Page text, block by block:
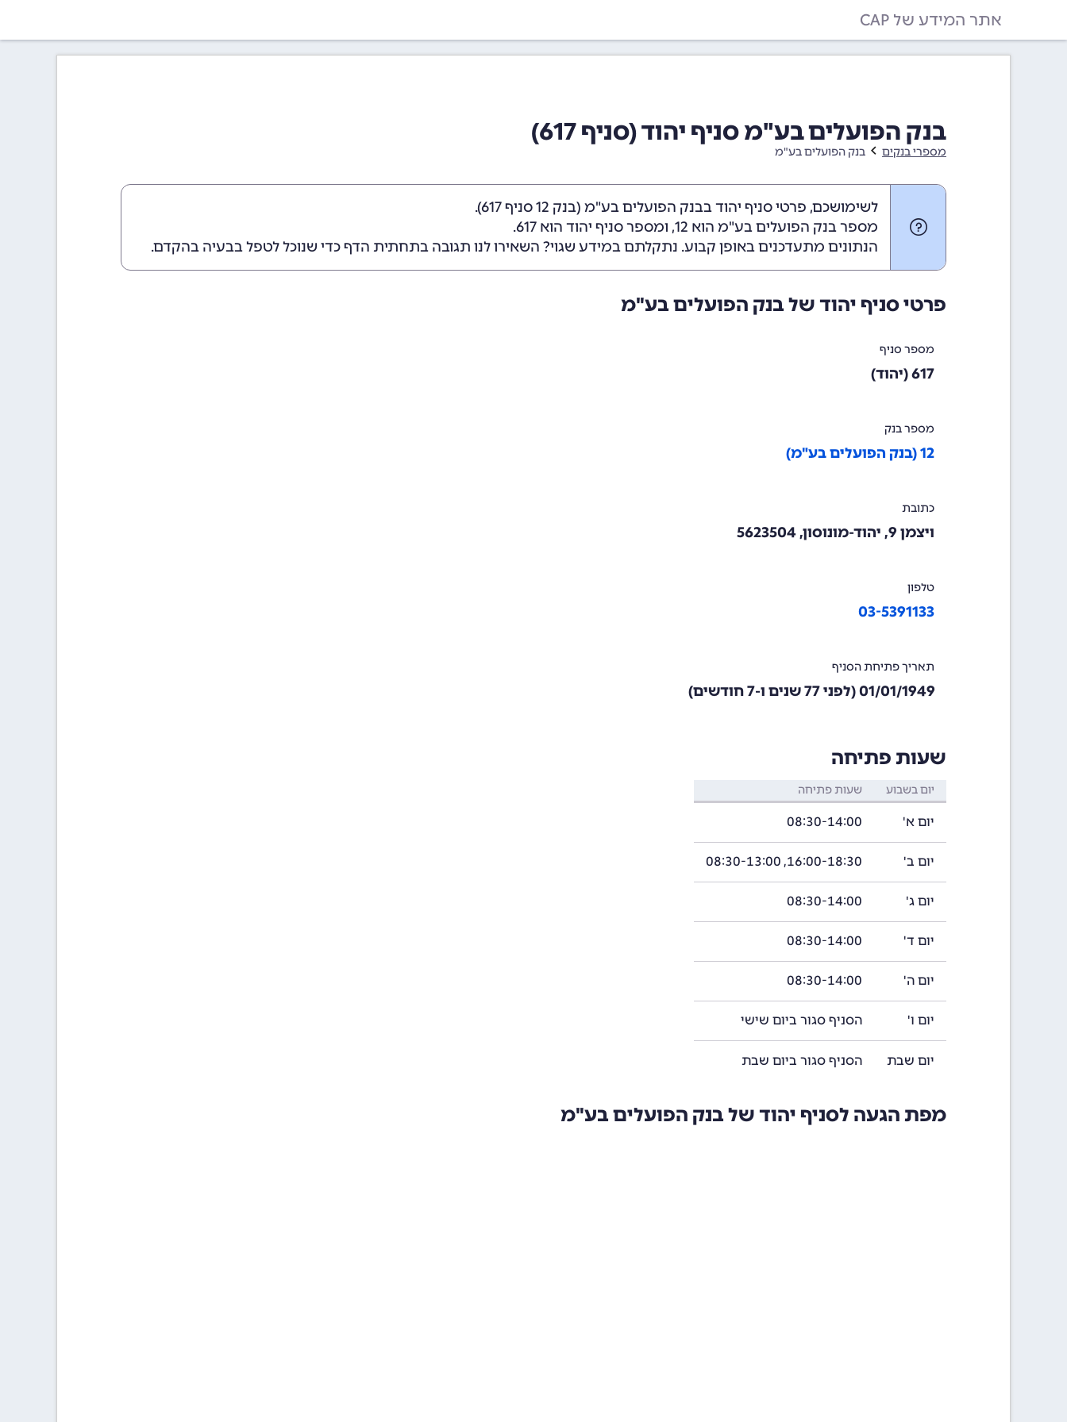
אתר המידע של CAP
בנק הפועלים בע"מ סניף יהוד (סניף 617)
מספרי בנקים בנק הפועלים בע"מ
לשימושכם, פרטי סניף יהוד בבנק הפועלים בע"מ (בנק 12
סניף 617).
מספר בנק הפועלים בע"מ הוא 12
, ומספר סניף יהוד הוא 617.
הנתונים מתעדכנים באופן קבוע. נתקלתם במידע שגוי? השאירו לנו תגובה בתחתית הדף כדי שנוכל לטפל בבעיה בהקדם.
פרטי סניף יהוד של בנק הפועלים בע"מ
מספר סניף
617 (יהוד)
מספר בנק
12 (בנק הפועלים בע"מ)
כתובת
ויצמן 9, יהוד-מונוסון, 5623504
טלפון
03-5391133
תאריך פתיחת הסניף
01/01/1949(לפני 77 שנים ו-7 חודשים)
שעות פתיחה
יום בשבוע שעות פתיחה
יום א' 08:30-14:00
יום ב' 16:00-18:30, 08:30-13:00
יום ג' 08:30-14:00
יום ד' 08:30-14:00
יום ה' 08:30-14:00
יום ו' הסניף סגור ביום שישי
יום שבת הסניף סגור ביום שבת
מפת הגעה לסניף יהוד של בנק הפועלים בע"מ